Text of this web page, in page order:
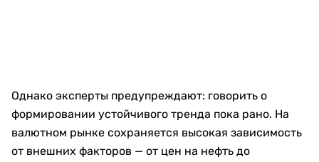
Однако эксперты предупреждают: говорить о
формировании устойчивого тренда пока рано. На
валютном рынке сохраняется высокая зависимость
от внешних факторов — от цен на нефть до